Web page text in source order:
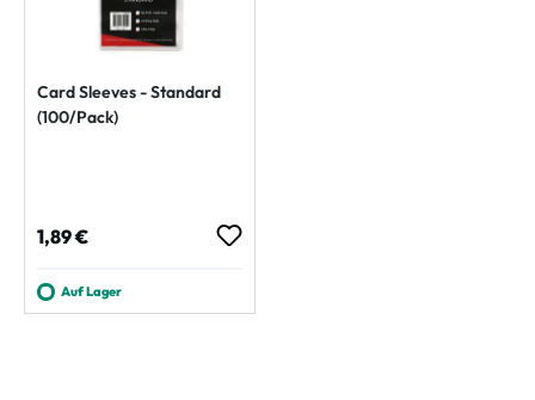
Card Sleeves - Standard
(100/Pack)
Regulärer Preis:
1,89 €
Auf Lager